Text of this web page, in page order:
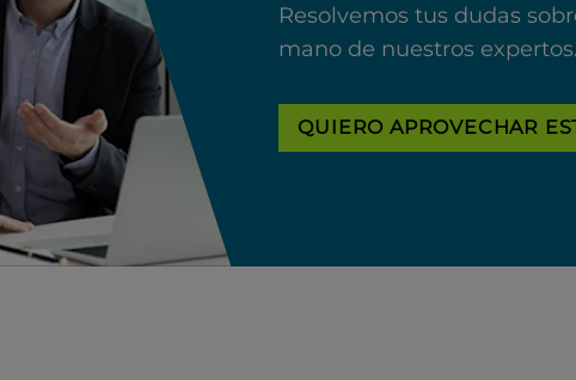
Resolvemos tus dudas
mano de nuestros expertos.
QUIERO APROVECHAR